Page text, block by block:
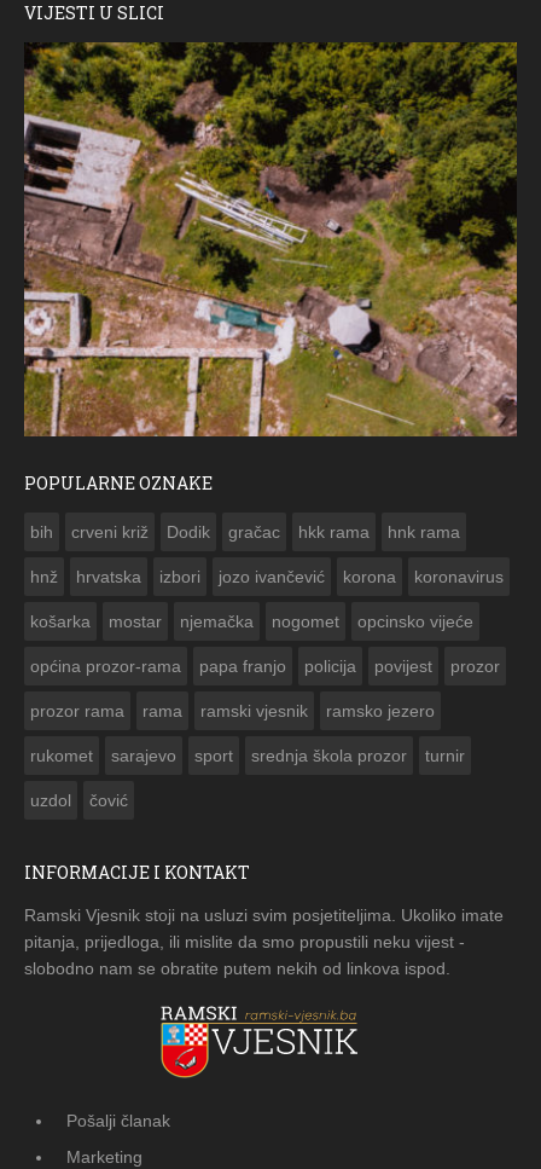
VIJESTI U SLICI
POPULARNE OZNAKE
bih crveni križ Dodik gračac hkk rama hnk rama
hnž hrvatska izbori jozo ivančević korona koronavirus
košarka mostar njemačka nogomet opcinsko vijeće
općina prozor-rama papa franjo policija povijest prozor
prozor rama rama ramski vjesnik ramsko jezero
rukomet sarajevo sport srednja škola prozor turnir
uzdol čović
INFORMACIJE I KONTAKT
Ramski Vjesnik stoji na usluzi svim posjetiteljima. Ukoliko imate
pitanja, prijedloga, ili mislite da smo propustili neku vijest -
slobodno nam se obratite putem nekih od linkova ispod.
Pošalji članak
Marketing